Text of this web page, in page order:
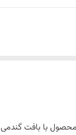
این محصول با بافت گندمی